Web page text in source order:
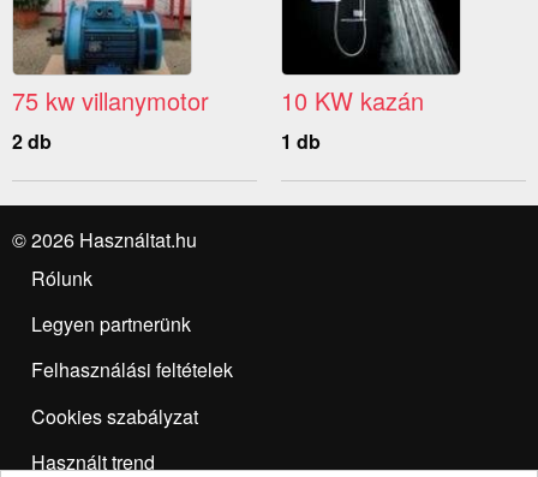
75 kw villanymotor
2 db
10 KW kazán
1 db
© 2026 Használtat.hu
Rólunk
Legyen partnerünk
Felhasználási feltételek
Cookies szabályzat
Használt trend